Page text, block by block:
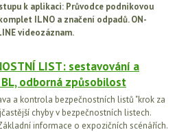
k aplikaci: Průvodce podnikovou
ILNO a značení odpadů. ON-
videozáznam.
LIST: sestavování a
odborná způsobilost
a kontrola bezpečnostních listů "krok za
chyby v bezpečnostních listech.
informace o expozičních scénářích.